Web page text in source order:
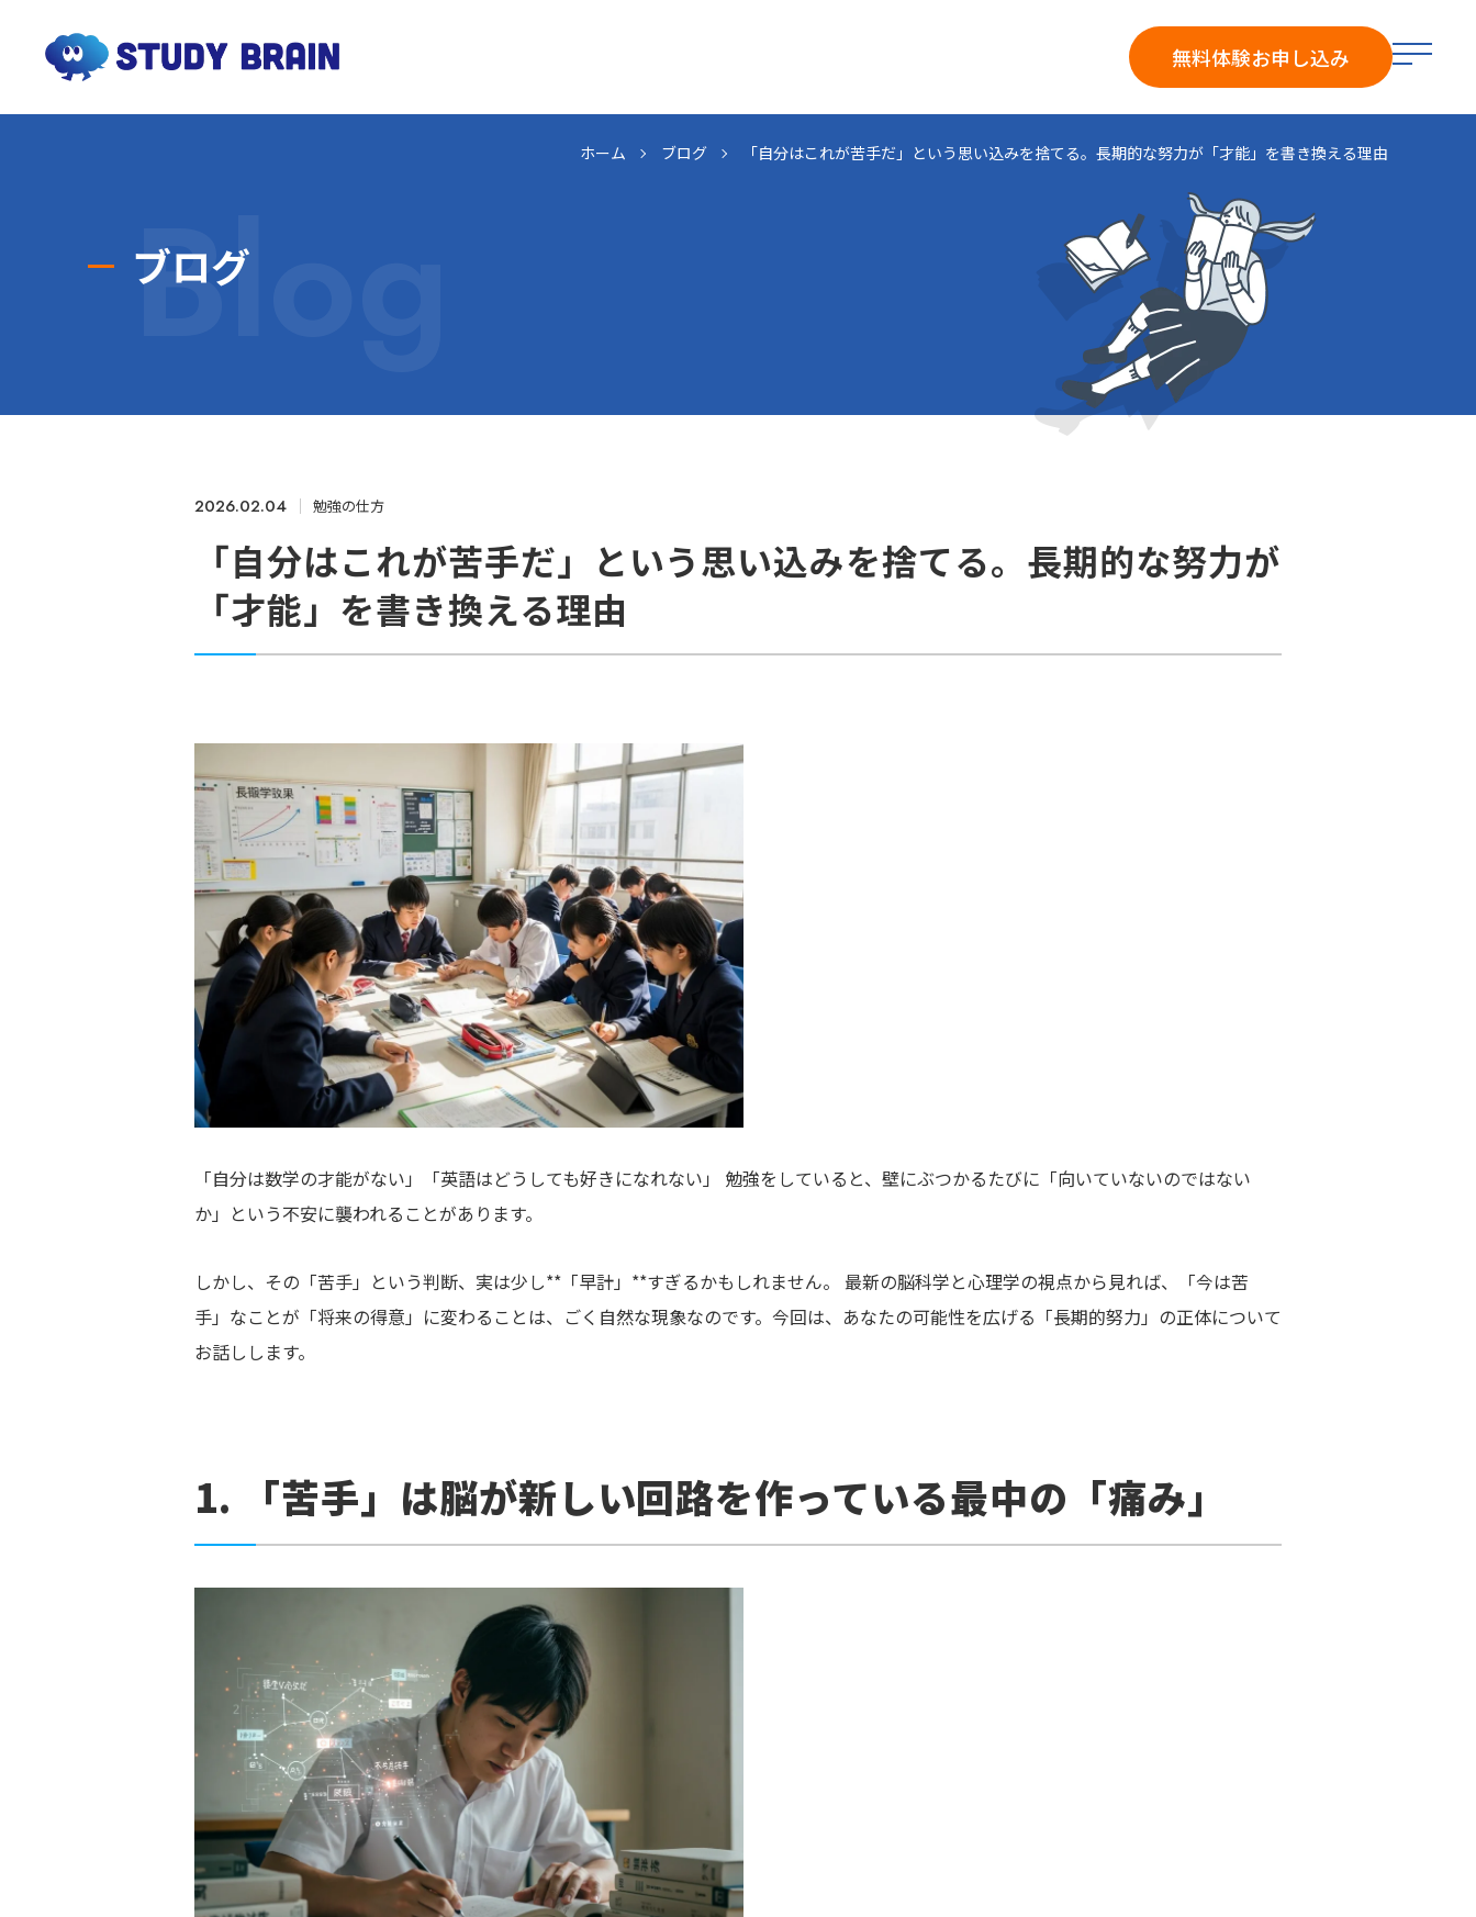
無料体験お申し込み
メ
ホーム ブログ 「自分はこれが苦手だ」という思い込みを捨てる。長期的な努力が「才能」を書き換える理由
ブログ
Blog
2026.02.04 勉強の仕方
「自分はこれが苦手だ」という思い込みを捨てる。長期的な努力が
「才能」を書き換える理由
「自分は数学の才能がない」「英語はどうしても好きになれない」 勉強をしていると、壁にぶつかるたびに「向いていないのではない
か」という不安に襲われることがあります。
しかし、その「苦手」という判断、実は少し**「早計」**すぎるかもしれません。 最新の脳科学と心理学の視点から見れば、「今は苦
手」なことが「将来の得意」に変わることは、ごく自然な現象なのです。今回は、あなたの可能性を広げる「長期的努力」の正体について
お話しします。
1. 「苦手」は脳が新しい回路を作っている最中の「痛み」